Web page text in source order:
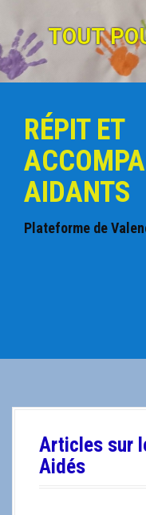
l
e
r
a
TOUT
RÉPIT ET
AIDANTS
Plateforme de
Articles sur
Aidés